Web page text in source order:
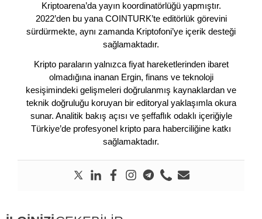
Kriptoarena’da yayın koordinatörlüğü yapmıştır.
2022’den bu yana COINTURK’te editörlük görevini
sürdürmekte, aynı zamanda Kriptofoni’ye içerik desteği
sağlamaktadır.
Kripto paraların yalnızca fiyat hareketlerinden ibaret
olmadığına inanan Ergin, finans ve teknoloji
kesişimindeki gelişmeleri doğrulanmış kaynaklardan ve
teknik doğruluğu koruyan bir editoryal yaklaşımla okura
sunar. Analitik bakış açısı ve şeffaflık odaklı içeriğiyle
Türkiye’de profesyonel kripto para haberciliğine katkı
sağlamaktadır.